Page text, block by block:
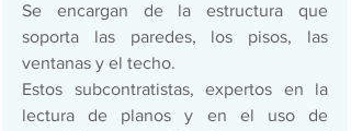
Se encargan de la estructura que
soporta las paredes, los pisos, las
ventanas y el techo.
Estos subcontratistas, expertos en la
lectura de planos y en el uso de